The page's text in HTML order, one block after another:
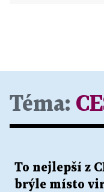
Téma:
To nejlepší z
brýle místo